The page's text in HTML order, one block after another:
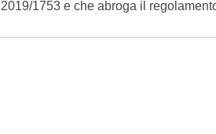
1753 e che abroga il